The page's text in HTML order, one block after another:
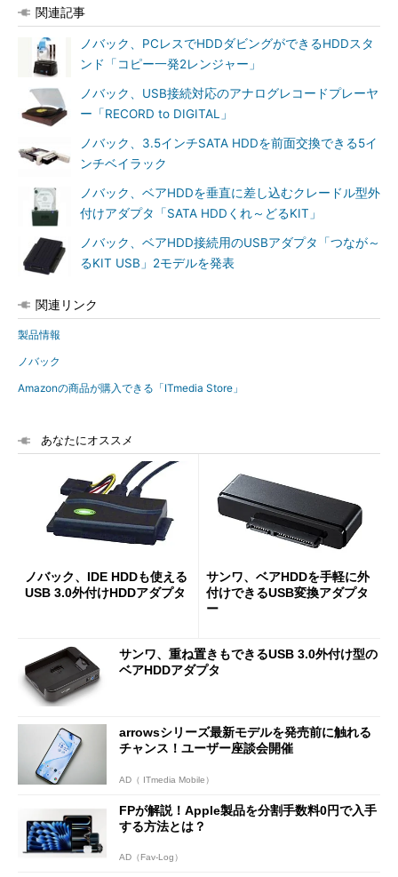
関連記事
ノバック、PCレスでHDDダビングができるHDDスタ
ンド「コピー一発2レンジャー」
ノバック、USB接続対応のアナログレコードプレーヤ
ー「RECORD to DIGITAL」
ノバック、3.5インチSATA HDDを前面交換できる5イ
ンチベイラック
ノバック、ベアHDDを垂直に差し込むクレードル型外
付けアダプタ「SATA HDDくれ～どるKIT」
ノバック、ベアHDD接続用のUSBアダプタ「つなが～
るKIT USB」2モデルを発表
関連リンク
製品情報
ノバック
Amazonの商品が購入できる「ITmedia Store」
あなたにオススメ
ノバック、IDE HDDも使える
USB 3.0外付けHDDアダプタ
サンワ、ベアHDDを手軽に外
付けできるUSB変換アダプタ
ー
サンワ、重ね置きもできるUSB 3.0外付け型の
ベアHDDアダプタ
arrowsシリーズ最新モデルを発売前に触れる
チャンス！ユーザー座談会開催
AD（ ITmedia Mobile）
FPが解説！Apple製品を分割手数料0円で入手
する方法とは？
AD（Fav-Log）